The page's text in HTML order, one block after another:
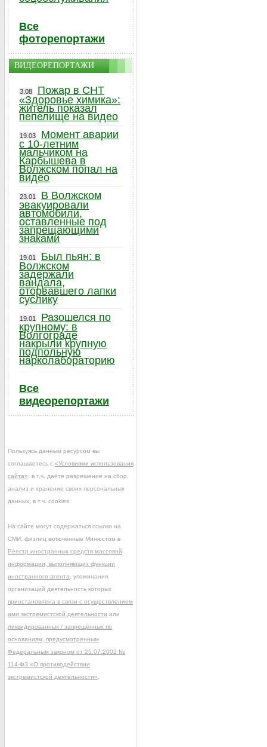
Все
фоторепортажи
ВИДЕОРЕПОРТАЖИ
3.08
Пожар в СНТ
«Здоровье химика»:
житель показал
пепелище на видео
19.03
Момент аварии
с 10-летним
мальчиком на
Карбышева в
Волжском попал на
видео
23.01
В Волжском
эвакуировали
автомобили,
оставленные под
запрещающими
знаками
19.01
Был пьян: в
Волжском
задержали
вандала,
оторвавшего лапки
суслику
19.01
Разошелся по
крупному: в
Волгограде
накрыли крупную
подпольную
нарколабораторию
Все
видеорепортажи
Пользуясь данным ресурсом вы
соглашаетесь с «Условиями использования
сайта» , в т.ч. даёте разрешение на сбор,
анализ и хранение своих персональных
данных, в т.ч. cookies.
На сайте могут содержаться ссылки на
СМИ, физлиц включённые Минюстом в
Реестр иностранных средств массовой
информации, выполняющих функции
иностранного агента , упоминания
организаций деятельность которых
приостановлена в связи с осуществлением
ими экстремистской деятельности или
ликвидированных / запрещённых по
основаниям, предусмотренным
Федеральным законом от 25.07.2002 №
114-ФЗ «О противодействии
экстремистской деятельности»